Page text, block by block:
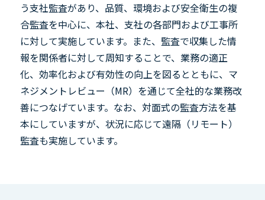
う支社監査があり、品質、環境および安全衛生の複
合監査を中心に、本社、支社の各部門および工事所
に対して実施しています。また、監査で収集した情
報を関係者に対して周知することで、業務の適正
化、効率化および有効性の向上を図るとともに、マ
ネジメントレビュー（MR）を通じて全社的な業務改
善につなげています。なお、対面式の監査方法を基
本にしていますが、状況に応じて遠隔（リモート）
監査も実施しています。